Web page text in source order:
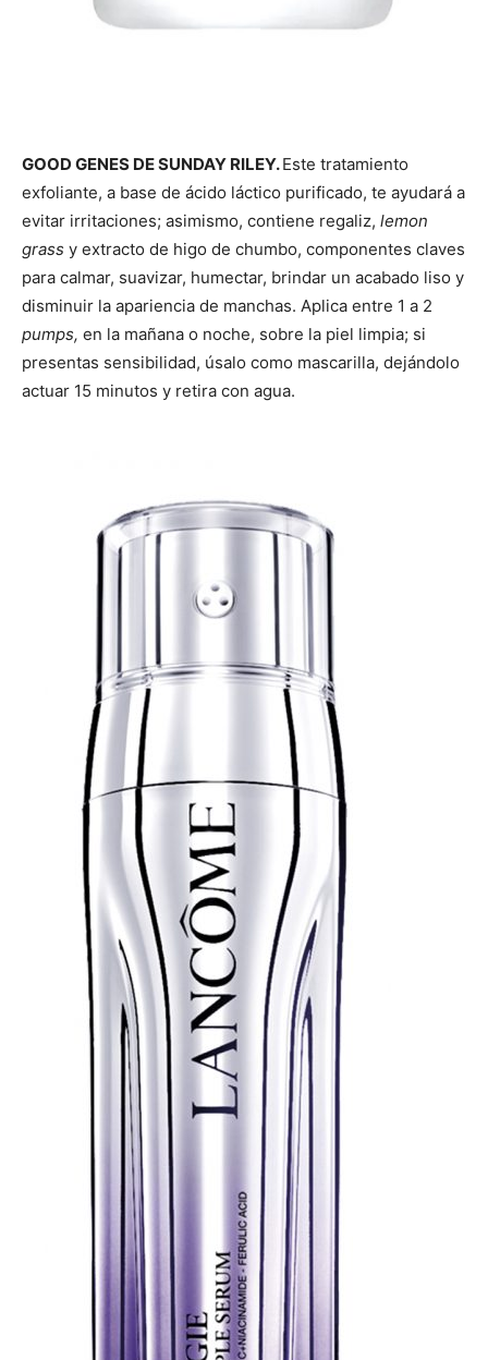
GOOD GENES DE SUNDAY RILEY.Este tratamiento
exfoliante, a base de ácido láctico purificado, te ayudará a
evitar irritaciones; asimismo, contiene regaliz, lemon
grass y extracto de higo de chumbo, componentes claves
para calmar, suavizar, humectar, brindar un acabado liso y
disminuir la apariencia de manchas. Aplica entre 1 a 2
pumps, en la mañana o noche, sobre la piel limpia; si
presentas sensibilidad, úsalo como mascarilla, dejándolo
actuar 15 minutos y retira con agua.